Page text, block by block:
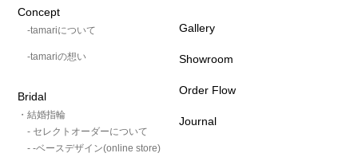
Concept
-tamariについて
-tamariの想い
Bridal
・結婚指輪
- セレクトオーダーについて
- -ベースデザイン(online store)
Gallery
Showroom
Order Flow
Journal